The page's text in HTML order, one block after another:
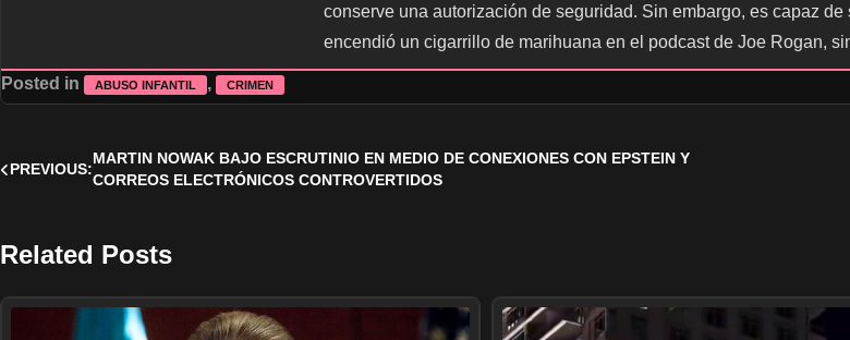
conserve una autorización de seguridad. Sin embargo, es capaz
encendió un cigarrillo de marihuana en el podcast de Joe Rogan,
Posted in ABUSO INFANTIL , CRIMEN
Post
PREVIOUS:
MARTIN NOWAK BAJO ESCRUTINIO EN MEDIO DE CONEXIONES CON EPSTEIN Y
CORREOS ELECTRÓNICOS CONTROVERTIDOS
Related Posts